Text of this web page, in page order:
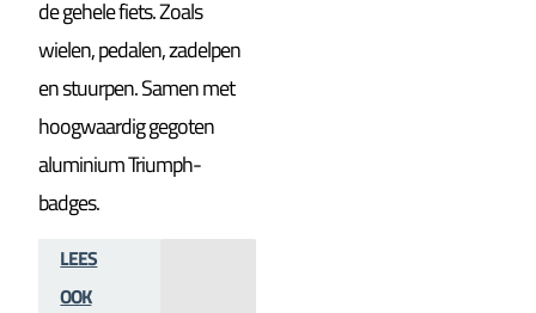
de gehele fiets. Zoals
wielen, pedalen, zadelpen
en stuurpen. Samen met
hoogwaardig gegoten
aluminium Triumph-
badges.
LEES
OOK